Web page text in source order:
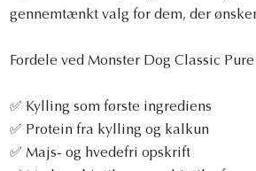
gennemtænkt valg for dem, der
Fordele ved Monster Dog Classic
✅ Kylling som første ingrediens
✅ Protein fra kylling og kalkun
✅ Majs- og hvedefri opskrift